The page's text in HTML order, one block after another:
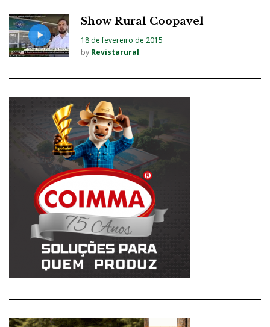
Show Rural Coopavel
18 de fevereiro de 2015
by Revistarural